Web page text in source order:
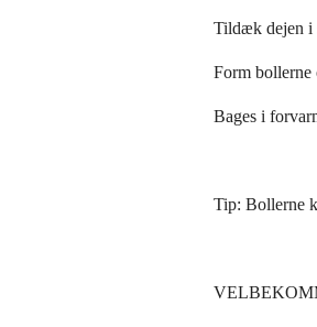
Tildæk dejen i
Form bollerne
Bages i
Tip: Bollerne